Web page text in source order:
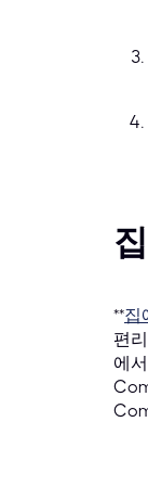
**집
편
에